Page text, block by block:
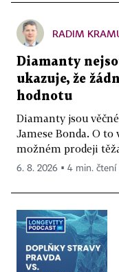
RADIM
Diamanty
ukazuje, že
hodnotu
Diamanty jsou
Jamese Bonda. O
možném prodeji
6. 8. 2026 ▪ 4 min. čtení